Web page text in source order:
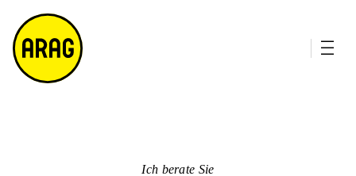
m
a
p
Ich berate Sie